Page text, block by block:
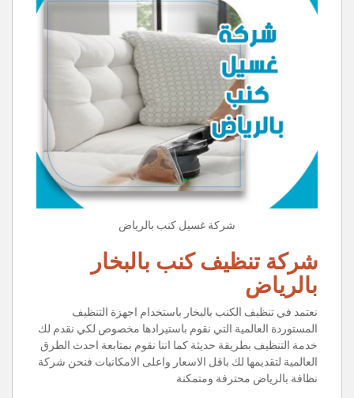
شركة غسيل كنب بالرياض
شركة تنظيف كنب بالبخار
بالرياض
نعتمد في تنظيف الكنب بالبخار باستخدام اجهزة التنظيف
المستوردة العالمية التي نقوم باستيرادها مخصوص لكي نقدم لك
خدمة التنظيف بطريقة حديثة كما اننا نقوم بمتابعة احدث الطرق
العالمية لتقديمها لك باقل الاسعار واعلى الامكانيات فنحن شركة
نظافة بالرياض محترفة ومتمكنة